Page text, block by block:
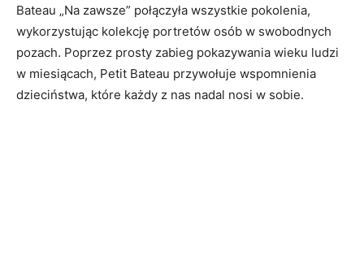
Bateau „Na zawsze” połączyła wszystkie pokolenia,
wykorzystując kolekcję portretów osób w swobodnych
pozach. Poprzez prosty zabieg pokazywania wieku ludzi
w miesiącach, Petit Bateau przywołuje wspomnienia
dzieciństwa, które każdy z nas nadal nosi w sobie.